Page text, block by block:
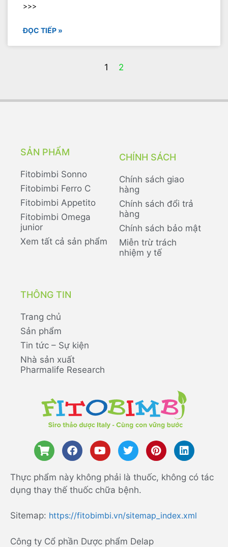
>>>
ĐỌC TIẾP »
1 2
SẢN PHẨM
Fitobimbi Sonno
Fitobimbi Ferro C
Fitobimbi Appetito
Fitobimbi Omega
junior
Xem tất cả sản phẩm
CHÍNH SÁCH
Chính sách giao
hàng
Chính sách đổi trả
hàng
Chính sách bảo mật
Miễn trừ trách
nhiệm y tế
THÔNG TIN
Trang chủ
Sản phẩm
Tin tức – Sự kiện
Nhà sản xuất
Pharmalife Research
Thực phẩm này không phải là thuốc, không có tác
dụng thay thế thuốc chữa bệnh.
Sitemap: https://fitobimbi.vn/sitemap_index.xml
Công ty Cổ phần Dược phẩm Delap